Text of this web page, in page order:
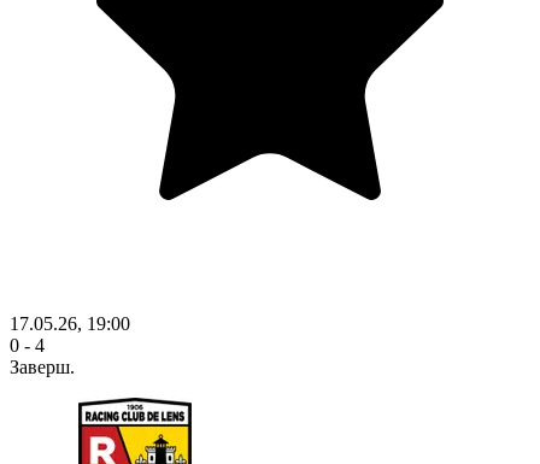
17.05.26, 19:00
0 - 4
Заверш.